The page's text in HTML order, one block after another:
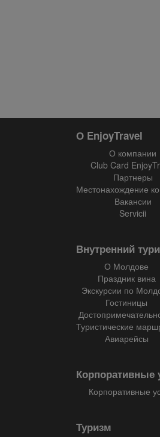
О EnjoyTravel
О компании
Club Card
Партнеры
Местонахождение
Вакансии
Servicii
Внутренний
О Молдове
Праздник вина
Экскурсии по
Гостиницы
Туристические
Авиарейсы
Корпоративные
Корпоративные
Туризм